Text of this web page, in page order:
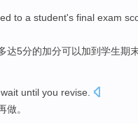
to a student's final exam
达5分的加分可以加到学生期
wait until you revise
做。